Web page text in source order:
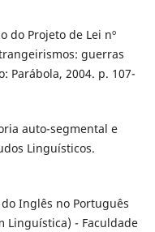
do Projeto de Lei nº
guerras
Parábola, 2004. p. 107-
auto-segmental e
Linguísticos.
do Inglês no Português
Linguística) - Faculdade